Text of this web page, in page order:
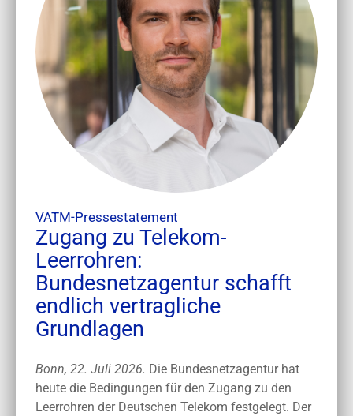
VATM-Pressestatement
Zugang zu Telekom-
Leerrohren:
Bundesnetzagentur schafft
endlich vertragliche
Grundlagen
Bonn, 22. Juli 2026. Die Bundesnetzagentur hat
heute die Bedingungen für den Zugang zu den
Leerrohren der Deutschen Telekom festgelegt. Der